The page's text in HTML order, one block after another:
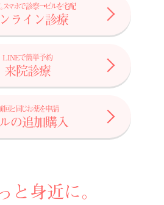
スマホで診察→ピルを宅配
ライン診療
LINEで簡単予約
来院診療
回と同じお薬を申請
の追加購入
身近に。